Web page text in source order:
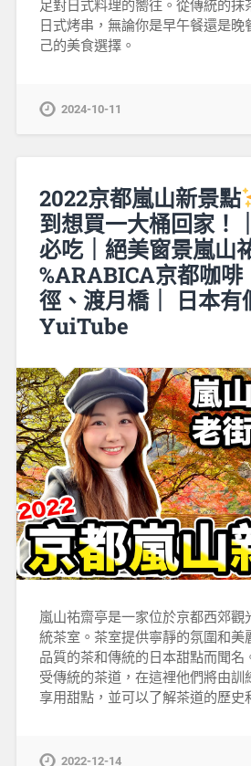
足對日式料理的嚮往。從傳統的抹
日式烤串，無論你是早午餐還是晚
己的美食選擇。
2024-10-11
2022京都嵐山新景點
到想買一大桶回家！
必吃｜絕美窗景嵐山
%ARABICA京都咖啡
徑、渡月橋｜ 日本有
YuiTube
嵐山祐齋亭是一家位於京都西郊觀
統茶室。茶室提供寧靜的氛圍和美
品質的茶和傳統的日本甜點而聞名
受傳統的茶道，在這裡他們將由訓
享用甜點，並可以了解茶道的歷史
2022-12-14